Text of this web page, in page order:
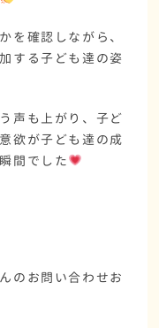
を確認しながら、
する子ども達の姿
声も上がり、子ど
欲が子ども達の成
間でした
のお問い合わせお